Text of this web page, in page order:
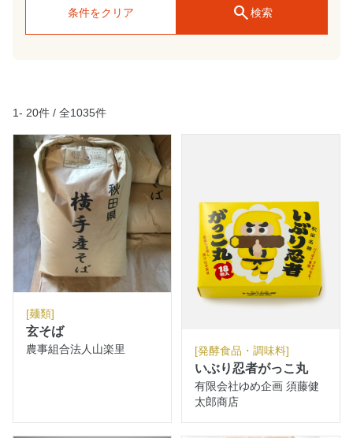
保存温度帯
発注リードタイム
賞味期限 / 消費期限
条件をクリア search検索
1- 20件 / 全1035件
[麺類]
玄そば
農事組合法人山楽里 [発酵食品・調味料]
いぶり忍者がっこ丸
有限会社ゆめ企画 須藤健
太郎商店